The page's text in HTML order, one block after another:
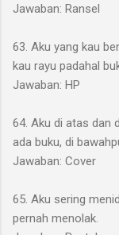
Jawaban: Ransel
63. Aku yang kau
kau rayu padahal
Jawaban: HP
64. Aku di atas dan
ada buku, di
Jawaban: Cover
65. Aku sering
pernah menolak.